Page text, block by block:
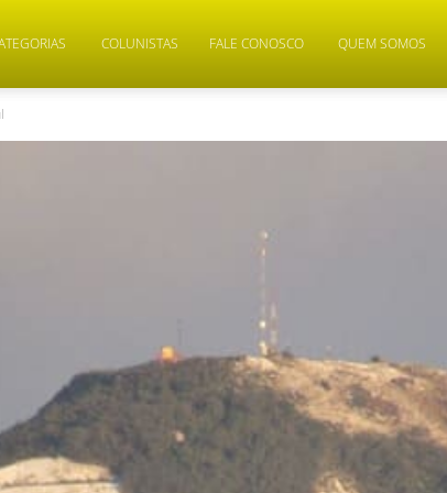
COLUNISTAS FALE CONOSCO QUEM SOMOS